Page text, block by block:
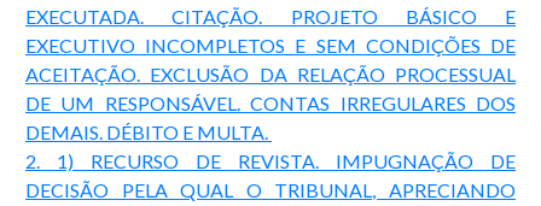
EXECUTADA. CITAÇÃO. PROJETO BÁSICO E
EXECUTIVO INCOMPLETOS E SEM CONDIÇÕES DE
ACEITAÇÃO. EXCLUSÃO DA RELAÇÃO PROCESSUAL
DE UM RESPONSÁVEL. CONTAS IRREGULARES DOS
DEMAIS. DÉBITO E MULTA.
2. 1) RECURSO DE REVISTA. IMPUGNAÇÃO DE
DECISÃO PELA QUAL O TRIBUNAL, APRECIANDO